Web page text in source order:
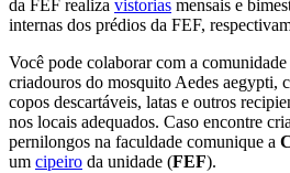
da FEF realiza vistorias mensais e
internas dos prédios da FEF,
Você pode colaborar com a
criadouros do mosquito Aedes aegypti,
copos descartáveis, latas e outros
nos locais adequados. Caso encontre
pernilongos na faculdade comunique a
um cipeiro da unidade (FEF).